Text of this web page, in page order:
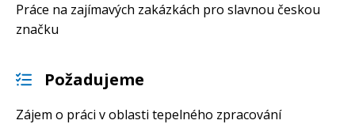
Práce na zajímavých zakázkách pro slavnou českou
značku
Požadujeme
Zájem o práci v oblasti tepelného zpracování